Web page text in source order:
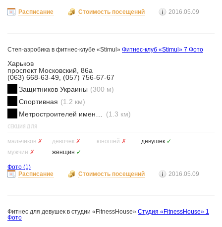
Расписание Стоимость посещений 2016.05.09
Степ-аэробика в фитнес-клубе «Stimul» Фитнес-клуб «Stimul» 7 Фото
Харьков
проспект Московский, 86а
(063) 668-63-49, (057) 756-67-67
Защитников Украины (300 м)
Спортивная (1.2 км)
(1.3 км)
СЕКЦИЯ ДЛЯ
мальчиков ✗ девочек ✗ юношей ✗ девушек ✓
мужчин ✗ женщин ✓
Фото (1)
Расписание
Стоимость посещений 2016.05.09
Фитнес для девушек в студии «FitnessHouse» Студия «FitnessHouse» 1
Фото